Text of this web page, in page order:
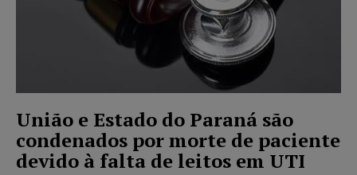
União e Estado do Paraná são
condenados por morte de paciente
devido à falta de leitos em UTI